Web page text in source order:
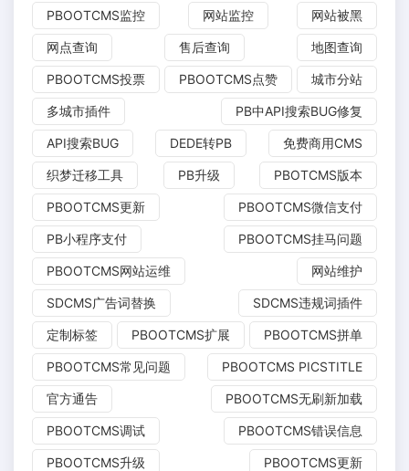
PBOOTCMS监控 网站监控 网站被黑
网点查询 售后查询 地图查询
PBOOTCMS投票 PBOOTCMS点赞 城市分站
多城市插件 PB中API搜索BUG修复
API搜索BUG DEDE转PB 免费商用CMS
织梦迁移工具 PB升级 PBOTCMS版本
PBOOTCMS更新 PBOOTCMS微信支付
PB小程序支付 PBOOTCMS挂马问题
PBOOTCMS网站运维 网站维护
SDCMS广告词替换 SDCMS违规词插件
定制标签 PBOOTCMS扩展 PBOOTCMS拼单
PBOOTCMS常见问题 PBOOTCMS PICSTITLE
官方通告 PBOOTCMS无刷新加载
PBOOTCMS调试 PBOOTCMS错误信息
PBOOTCMS升级 PBOOTCMS更新